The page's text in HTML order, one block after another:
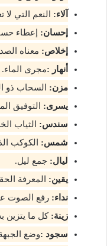
آلاء: النعم التي
إحسان: إعطاء
إخلاص: معناه
أنهار :مجرى الماء.
مزن: السحاب ذو
يسرى: التوفيق
سندس: الثياب
شمس: الكوكب
ليال: جمع ليل.
يقين: المعرفة
نداء: رفع الصوت
زينة: كل ما يتزين
سجود :وضع